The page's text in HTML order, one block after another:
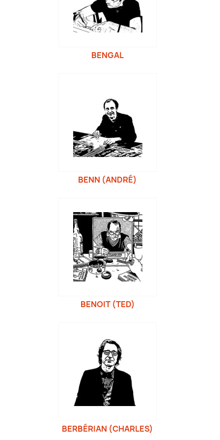
BENGAL
BENN (ANDRÉ)
BENOIT (TED)
BERBÉRIAN (CHARLES)